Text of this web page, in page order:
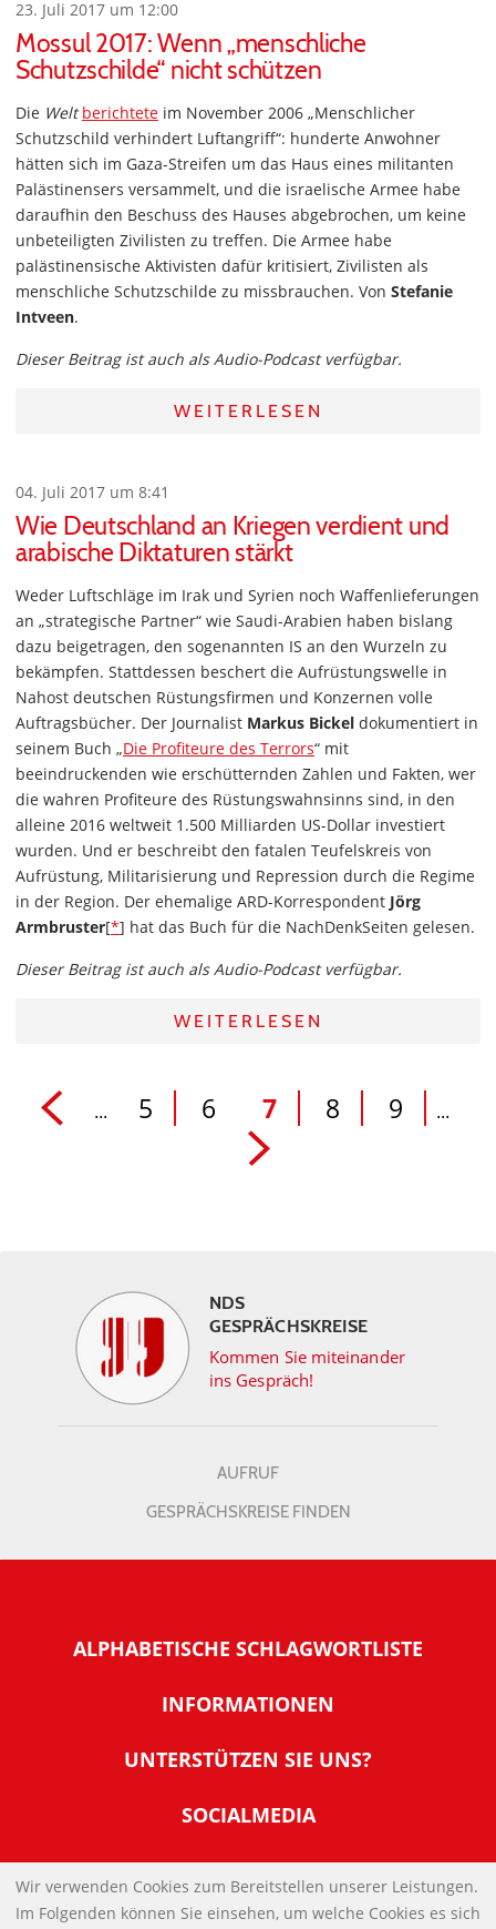
23. Juli 2017 um 12:00
Mossul 2017: Wenn „menschliche
Schutzschilde“ nicht schützen
Die Welt berichtete im November 2006 „Menschlicher
Schutzschild verhindert Luftangriff“: hunderte Anwohner
hätten sich im Gaza-Streifen um das Haus eines militanten
Palästinensers versammelt, und die israelische Armee habe
daraufhin den Beschuss des Hauses abgebrochen, um keine
unbeteiligten Zivilisten zu treffen. Die Armee habe
palästinensische Aktivisten dafür kritisiert, Zivilisten als
menschliche Schutzschilde zu missbrauchen. Von Stefanie
Intveen.
Dieser Beitrag ist auch als Audio-Podcast verfügbar.
WEITERLESEN
04. Juli 2017 um 8:41
Wie Deutschland an Kriegen verdient und
arabische Diktaturen stärkt
Weder Luftschläge im Irak und Syrien noch Waffenlieferungen
an „strategische Partner“ wie Saudi-Arabien haben bislang
dazu beigetragen, den sogenannten IS an den Wurzeln zu
bekämpfen. Stattdessen beschert die Aufrüstungswelle in
Nahost deutschen Rüstungsfirmen und Konzernen volle
Auftragsbücher. Der Journalist Markus Bickel dokumentiert in
seinem Buch „Die Profiteure des Terrors“ mit
beeindruckenden wie erschütternden Zahlen und Fakten, wer
die wahren Profiteure des Rüstungswahnsinns sind, in den
alleine 2016 weltweit 1.500 Milliarden US-Dollar investiert
wurden. Und er beschreibt den fatalen Teufelskreis von
Aufrüstung, Militarisierung und Repression durch die Regime
in der Region. Der ehemalige ARD-Korrespondent Jörg
Armbruster[*] hat das Buch für die NachDenkSeiten gelesen.
Dieser Beitrag ist auch als Audio-Podcast verfügbar.
WEITERLESEN
... 5 6 7 8 9 ...
NDS
GESPRÄCHSKREISE
Kommen Sie miteinander
ins Gespräch!
AUFRUF
GESPRÄCHSKREISE FINDEN
ALPHABETISCHE SCHLAGWORTLISTE
INFORMATIONEN
Warum NachDenkSeiten
Tipps zur Nutzung der NachDenkSeiten
Banner und E-Mail-Signaturen
Links
UNTERSTÜTZEN SIE UNS?
Werden Sie Fördermitglied
Spenden Sie Online
SOCIALMEDIA
IMPRESSUM
Wir verwenden Cookies zum Bereitstellen unserer Leistungen.
Im Folgenden können Sie einsehen, um welche Cookies es sich